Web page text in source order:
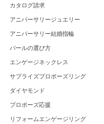
カタログ請求
アニバーサリージュエリー
アニバーサリー結婚指輪
パールの選び方
エンゲージネックレス
サプライズプロポーズリング
ダイヤモンド
プロポーズ応援
リフォームエンゲージリング